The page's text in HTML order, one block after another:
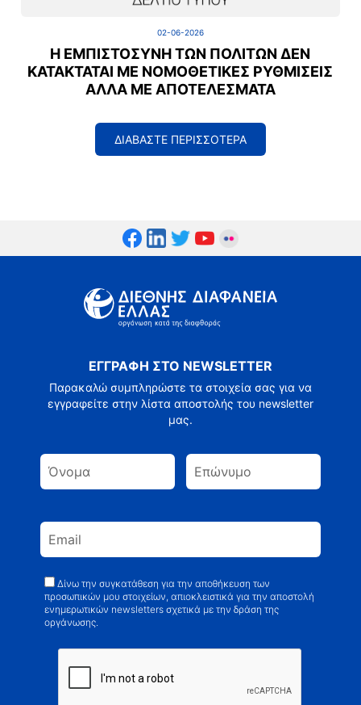
02-06-2026
Η ΕΜΠΙΣΤΟΣΎΝΗ ΤΩΝ ΠΟΛΙΤΏΝ ΔΕΝ
ΚΑΤΑΚΤΆΤΑΙ ΜΕ ΝΟΜΟΘΕΤΙΚΈΣ ΡΥΘΜΊΣΕΙΣ
ΑΛΛΆ ΜΕ ΑΠΟΤΕΛΈΣΜΑΤΑ
ΔΙΑΒΑΣΤΕ ΠΕΡΙΣΣΟΤΕΡΑ
ΕΓΓΡΑΦΗ ΣΤΟ NEWSLETTER
Παρακαλώ συμπληρώστε τα στοιχεία σας για να
εγγραφείτε στην λίστα αποστολής του newsletter
μας.
Δίνω την συγκατάθεση για την αποθήκευση των
προσωπικών μου στοιχείων, απιοκλειστικά για την αποστολή
ενημερωτικών newsletters σχετικά με την δράση της
οργάνωσης.